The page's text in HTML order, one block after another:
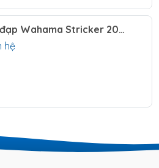
8:00 - 20:00 (Tất cả các
Xe đạp Wahama Stricker 20in
hệ